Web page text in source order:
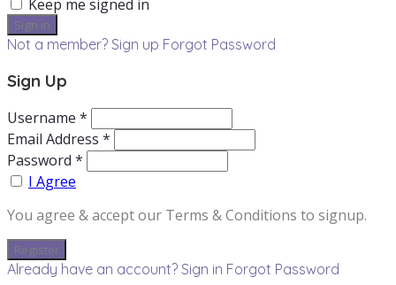
Keep me signed in
Not a member? Sign up Forgot Password
Sign Up
Username *
Email Address *
Password *
I Agree
You agree & accept our Terms & Conditions to signup.
Already have an account? Sign in Forgot Password